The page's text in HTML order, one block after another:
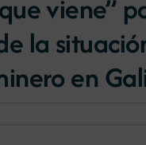
viene”
la
en